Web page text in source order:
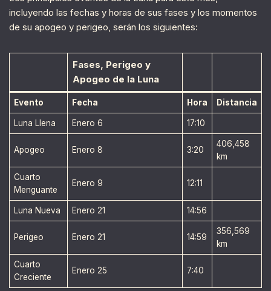
incluyendo las fechas y horas de sus fases y los momentos
de su apogeo y perigeo, serán los siguientes:
Fases, Perigeo y
Apogeo de la Luna
Evento Fecha Hora Distancia
Luna Llena Enero 6 17:10
Apogeo Enero 8 3:20
406,458
km
Cuarto
Menguante
Enero 9 12:11
Luna Nueva Enero 21 14:56
Perigeo Enero 21 14:59
356,569
km
Cuarto
Creciente
Enero 25 7:40